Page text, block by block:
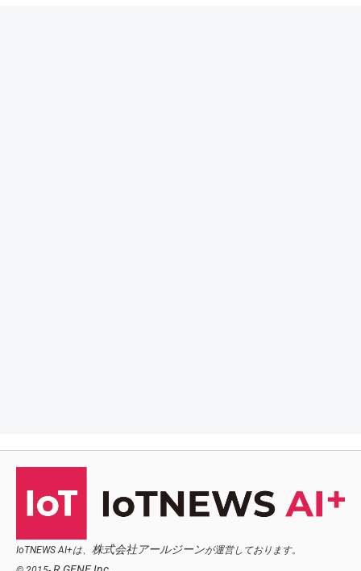
IoTNEWS AI+は、 株式会社アールジーンが運営しております。